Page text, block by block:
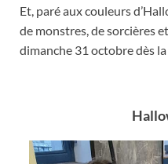
Et, paré aux couleurs
de monstres, de sorcières
dimanche 31 octobre dès